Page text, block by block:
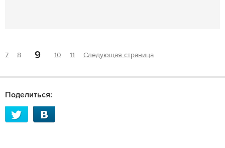
7 8 9 10 11 Следующая страница
Поделиться: